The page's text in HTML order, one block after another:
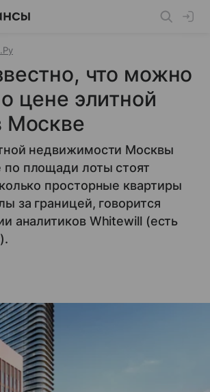
что можно
цене элитной
Москве
недвижимости Москвы
площади лоты стоят
просторные квартиры
за границей, говорится
аналитиков Whitewill (есть